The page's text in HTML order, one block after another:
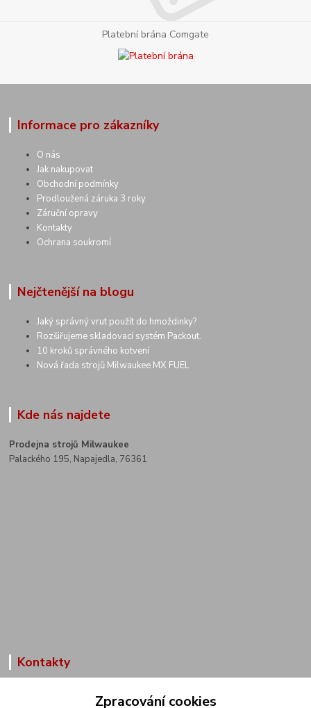
Platební brána Comgate
Informace pro zákazníky
O nás
Jak nakupovat
Obchodní podmínky
Prodloužená záruka 3 roky
Záruční opravy
Kontakty
Ochrana soukromí
Nejčtenější na blogu
Jaký správný vrut použít do hmoždinky?
Rozšiřujeme skladovací systém Packout.
10 kroků správného kotvení
Nová řada strojů Milwaukee MX FUEL
Kde nás najdete
Prodejna strojů Milwaukee
Palackého 195, Napajedla, 76361
Kontakty
Zpracování cookies